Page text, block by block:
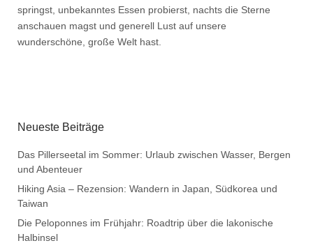
springst, unbekanntes Essen probierst, nachts die Sterne
anschauen magst und generell Lust auf unsere
wunderschöne, große Welt hast.
Neueste Beiträge
Das Pillerseetal im Sommer: Urlaub zwischen Wasser, Bergen
und Abenteuer
Hiking Asia – Rezension: Wandern in Japan, Südkorea und
Taiwan
Die Peloponnes im Frühjahr: Roadtrip über die lakonische
Halbinsel